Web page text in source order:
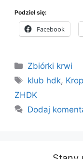
Podziel się:
Facebook
Kategorie
Zbiórki krwi
Tagi
klub hdk,
ZHDK
Dodaj